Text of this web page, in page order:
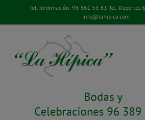
contenido
Tel. Información: 96 361 53 63 Tel. Deportes
info@lahipica.com
Bodas y
Celebraciones 96 389